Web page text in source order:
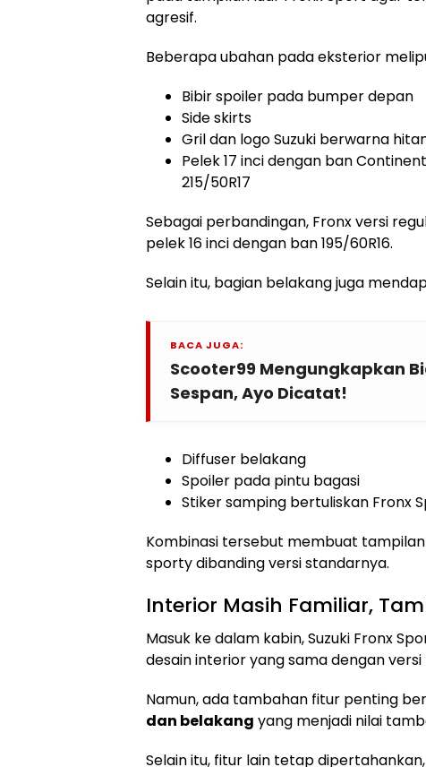
agresif.
Beberapa ubahan pada eksterior
Bibir spoiler pada bumper depan
Side skirts
Gril dan logo Suzuki berwarna
Pelek 17 inci dengan ban
215/50R17
Sebagai perbandingan, Fronx versi
pelek 16 inci dengan ban 195/60R16.
Selain itu, bagian belakang juga
BACA JUGA:
Scooter99 Mengungkapkan
Sespan, Ayo Dicatat!
Diffuser belakang
Spoiler pada pintu bagasi
Stiker samping bertuliskan Fronx
Kombinasi tersebut membuat
sporty dibanding versi standarnya.
Interior Masih Familiar,
Masuk ke dalam kabin, Suzuki Fronx
desain interior yang sama dengan
Namun, ada tambahan fitur penting
dan belakang yang menjadi nilai
Selain itu, fitur lain tetap